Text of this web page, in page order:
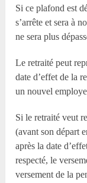
Si ce plafond est
s’arrête et sera à
ne sera plus
Le retraité peut
date d’effet de la
un nouvel
Si le retraité veut
(avant son départ
après la date
respecté, le
versement de la